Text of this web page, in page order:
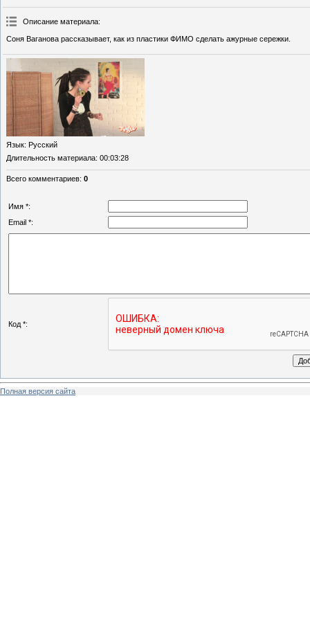
Описание материала:
Соня Ваганова рассказывает, как из пластики ФИМО сделать ажурные сережки.
Язык: Русский
Длительность материала: 00:03:28
Всего комментариев: 0
Имя *:
Email *:
Код *:
Полная версия сайта